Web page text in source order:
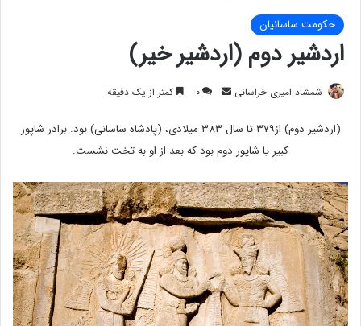
حکومت ساسانیان
اردشیر دوم (اردشیر خیر)
شمشاد امیری خراسانی
ارسال۰ کمتر از یک دقیقه
(اردشیر دوم) از۳۷۹ تا سال ۳۸۳ میلادی، (پادشاه ساسانی) بود. برادر شاپور
کبیر یا شاپور دوم بود که بعد از او به تخت نشست.